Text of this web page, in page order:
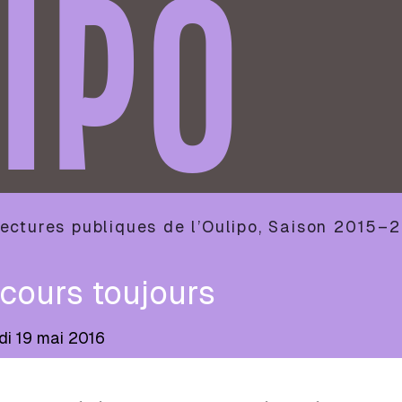
publiques de l’Oulipo, Saison
toujours
19 mai 2016